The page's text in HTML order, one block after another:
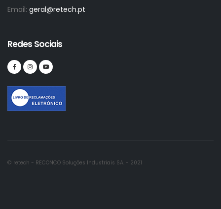
Email: geral@retech.pt
Redes Sociais
© retech - RECONCO Soluções Industriais SA. - 2021